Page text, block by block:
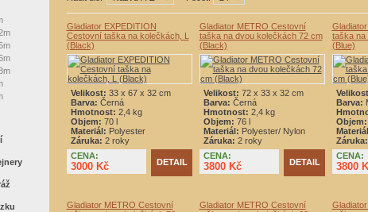
Gladiator EXPEDITION
Cestovní taška na kolečkách, L
(Black)
Gladiator METRO Cestovní
taška na dvou kolečkách 72 cm
(Black)
taška na
(Blue)
Velikost: 33 x 67 x 32 cm
Barva: Černá
Hmotnost: 2,4 kg
Objem: 70 l
Materiál: Polyester
Záruka: 2 roky
Velikost: 72 x 33 x 32 cm
Barva: Černá
Hmotnost: 2,4 kg
Objem: 76 l
Materiál: Polyester/ Nylon
Záruka: 2 roky
Barva:
Objem:
Záruka:
CENA:
3000 Kč DETAIL
CENA:
3800 Kč DETAIL
CENA:
3800
Gladiator METRO Cestovní
Gladiator METRO Cestovní